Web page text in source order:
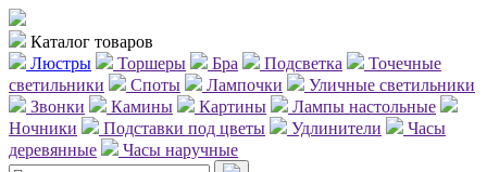
Каталог товаров
Люстры
Торшеры Бра Подсветка
Точечные
светильники
Споты Лампочки
Уличные светильники
Звонки
Камины Картины
Лампы настольные
Ночники
Подставки под цветы Удлинители
Часы
деревянные
Часы наручные